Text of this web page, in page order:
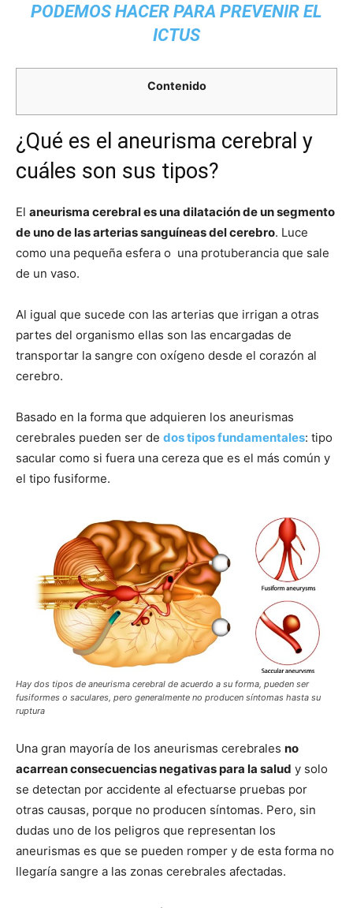
PODEMOS HACER PARA PREVENIR EL
ICTUS
Contenido
¿Qué es el aneurisma cerebral y
cuáles son sus tipos?
El aneurisma cerebral es una dilatación de un segmento
de uno de las arterias sanguíneas del cerebro. Luce
como una pequeña esfera o una protuberancia que sale
de un vaso.
Al igual que sucede con las arterias que irrigan a otras
partes del organismo ellas son las encargadas de
transportar la sangre con oxígeno desde el corazón al
cerebro.
Basado en la forma que adquieren los aneurismas
cerebrales pueden ser de dos tipos fundamentales: tipo
sacular como si fuera una cereza que es el más común y
el tipo fusiforme.
Hay dos tipos de aneurisma cerebral de acuerdo a su forma, pueden ser
fusiformes o saculares, pero generalmente no producen síntomas hasta su
ruptura
Una gran mayoría de los aneurismas cerebrales no
acarrean consecuencias negativas para la salud y solo
se detectan por accidente al efectuarse pruebas por
otras causas, porque no producen síntomas. Pero, sin
dudas uno de los peligros que representan los
aneurismas es que se pueden romper y de esta forma no
llegaría sangre a las zonas cerebrales afectadas.